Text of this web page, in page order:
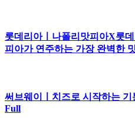
롯데리아ㅣ나폴리맛피아X롯
피아가 연주하는 가장 완벽한
써브웨이ㅣ치즈로 시작하는
Full